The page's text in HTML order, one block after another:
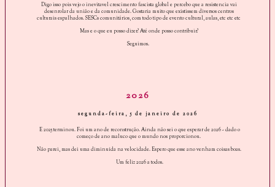
Digo isso pois vejo o inevitavel crescimento fascista global e percebo que a resistencia vai
desenrolar da união e da comunidade. Gostaria muito que existissem diversos centros
culturais espalhados. SESCs comunitários, com todo tipo de evento cultural, aulas, etc etc etc
Mas e o que eu posso dizer? Até onde posso contribuir?
Seguimos.
2026
segunda-feira, 5 de janeiro de 2026
E 2025 terminou. Foi um ano de reconstrução. Ainda não sei o que esperar de 2026 - dado o
começo de ano maluco que o mundo nos proporcionou.
Não parei, mas dei uma diminuída na velocidade. Espero que esse ano venham coisas boas.
Um feliz 2026 a todos.